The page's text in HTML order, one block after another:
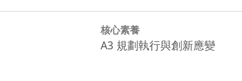
核心素養
A3 規劃執行與創新應變